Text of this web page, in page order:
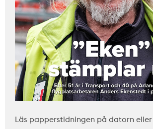
Läs papperstidningen på datorn